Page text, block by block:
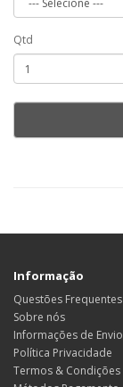
Qtd
Informação
Questões Frequentes
Sobre nós
Informações de Envio
Política Privacidade
Termos & Condições